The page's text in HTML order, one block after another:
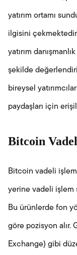
yatırım ortamı
ilgisini
yatırım
şekilde
bireysel
paydaşları için
Bitcoin
Bitcoin vadeli işlem
yerine vadeli işlem
Bu ürünlerde fon
göre pozisyon alır.
Exchange) gibi